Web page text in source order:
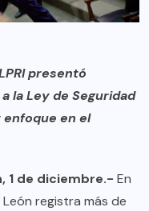
presentó
la Ley de Seguridad
enfoque en el
1 de diciembre.- En
registra más de